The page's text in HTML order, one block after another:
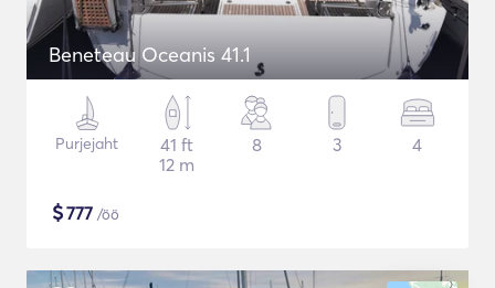
Beneteau Oceanis 41.1
Purjejaht
41 ft
12 m
8 3 4
$777 /öö